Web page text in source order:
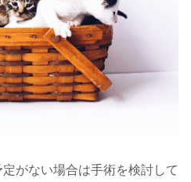
がない場合は手術を検討して